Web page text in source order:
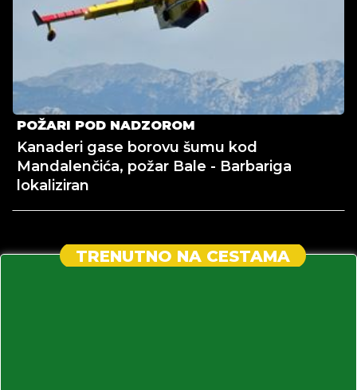
POŽARI POD NADZOROM
Kanaderi gase borovu šumu kod
Mandalenčića, požar Bale - Barbariga
lokaliziran
TRENUTNO NA CESTAMA